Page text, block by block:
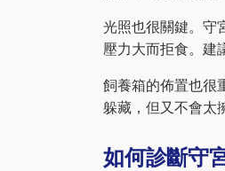
光照也很關鍵。守
壓力大而拒食。建
飼養箱的佈置也很
躲藏，但又不會太
如何診斷守